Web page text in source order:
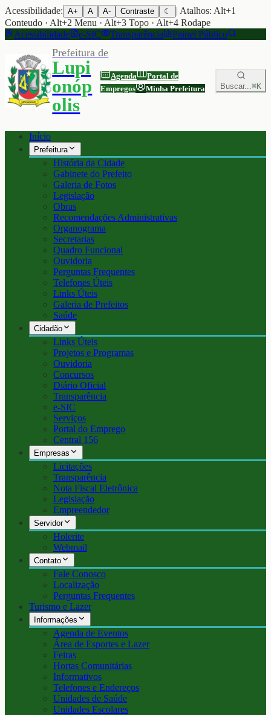
Acessibilidade: A+ A A- Contraste ☾
| Atalhos: Alt+1
Conteudo · Alt+2 Menu · Alt+3 Topo · Alt+4 Rodape
Acessibilidade
e-SIC Transparência Painel Público
Prefeitura de
Lupi
onóp
olis
Agenda
Portal de
Empregos
Minha Prefeitura Buscar...⌘K
Início
Prefeitura
História da Cidade
Gabinete do Prefeito
Galeria de Fotos
Legislação
Obras
Recomendações Administrativas
Organograma
Secretarias
Quadro Funcional
Ouvidoria
Perguntas Frequentes
Telefones Úteis
Links Úteis
Galeria de Prefeitos
Saúde
Cidadão
Links Úteis
Projetos e Programas
Ouvidoria
Concursos
Diário Oficial
Transparência
e-SIC
Serviços
Portal do Emprego
Central 156
Empresas
Licitações
Transparência
Nota Fiscal Eletrônica
Legislação
Empreendedor
Servidor
Holerite
Webmail
Contato
Fale Conosco
Localização
Perguntas Frequentes
Turismo e Lazer
Informações
Agenda de Eventos
Área de Esportes e Lazer
Feiras
Hortas Comunitárias
Informativos
Telefones e Endereços
Unidades de Saúde
Unidades Escolares